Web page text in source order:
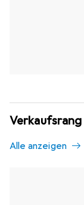
Alle anzeigen